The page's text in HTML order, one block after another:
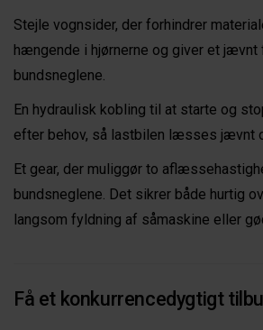
Stejle vognsider, der forhindrer
hængende i hjørnerne og giver et jævnt
bundsneglene.
En hydraulisk kobling til at starte og
efter behov, så lastbilen læsses jævnt
Et gear, der muliggør to
bundsneglene. Det sikrer både hurtig
langsom fyldning af såmaskine eller
Få et konkurrencedygtigt